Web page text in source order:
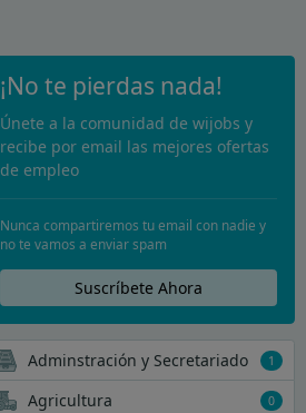
¡No te pierdas nada!
Únete a la comunidad de wijobs y
recibe por email las mejores ofertas
de empleo
Nunca compartiremos tu email con nadie y
no te vamos a enviar spam
Suscríbete Ahora
Adminstración y Secretariado 1
Agricultura 0